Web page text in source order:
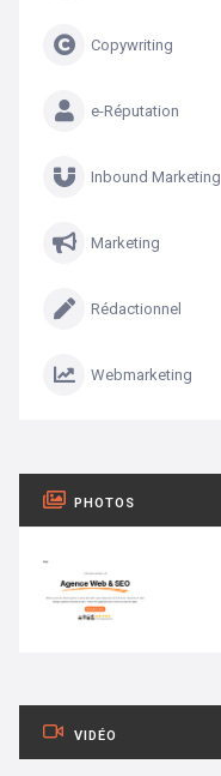
Copywriting
e-Réputation
Inbound Marketing
Marketing
Rédactionnel
Webmarketing
PHOTOS
VIDÉO